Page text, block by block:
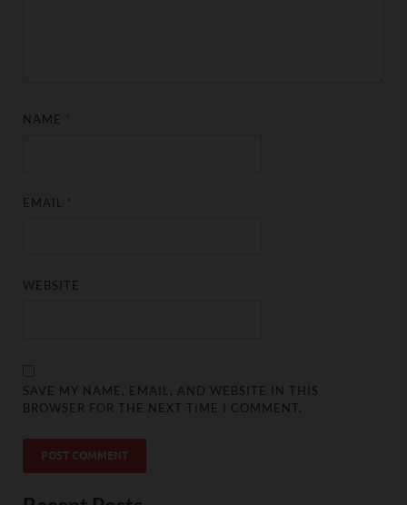
NAME
EMAIL
WEBSITE
SAVE MY NAME, EMAIL, AND WEBSITE IN THIS
BROWSER FOR THE NEXT TIME I COMMENT.